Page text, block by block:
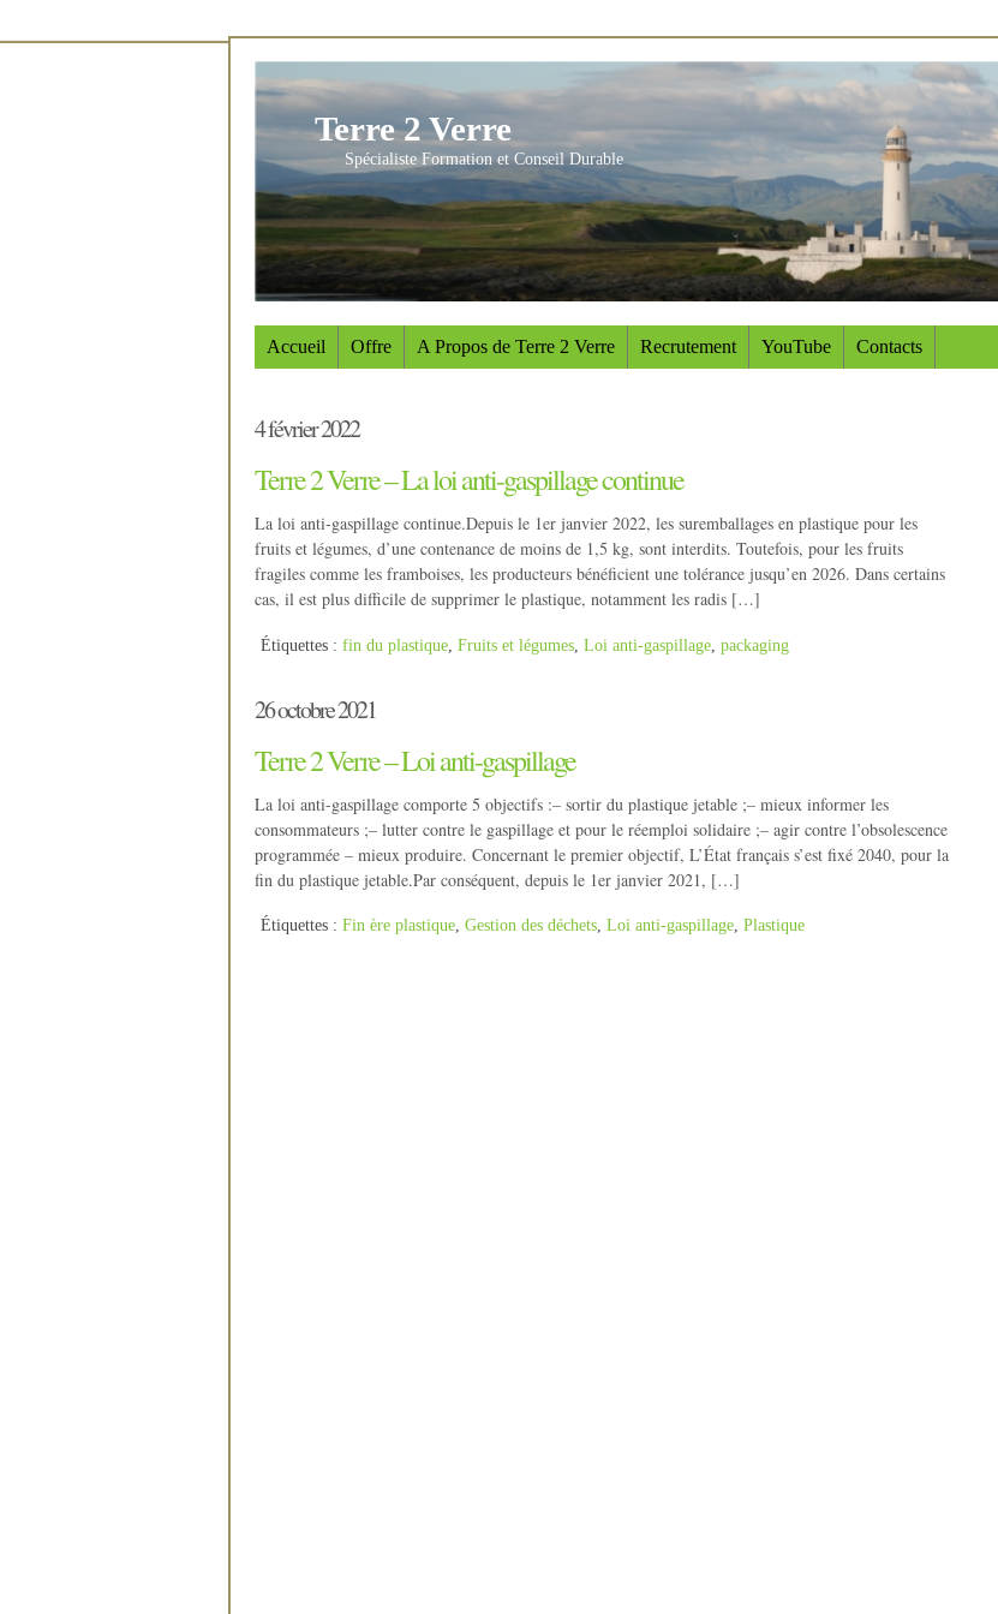
Terre 2 Verre
Spécialiste Formation et Conseil Durable
Accueil Offre A Propos de Terre 2 Verre Recrutement YouTube Contacts
4 février 2022
Terre 2 Verre – La loi anti-gaspillage continue
La loi anti-gaspillage continue.Depuis le 1er janvier 2022, les suremballages en plastique pour les
fruits et légumes, d’une contenance de moins de 1,5 kg, sont interdits. Toutefois, pour les fruits
fragiles comme les framboises, les producteurs bénéficient une tolérance jusqu’en 2026. Dans certains
cas, il est plus difficile de supprimer le plastique, notamment les radis […]
Étiquettes : fin du plastique Fruits et légumes Loi anti-gaspillage packaging
26 octobre 2021
Terre 2 Verre – Loi anti-gaspillage
La loi anti-gaspillage comporte 5 objectifs :– sortir du plastique jetable ;– mieux informer les
consommateurs ;– lutter contre le gaspillage et pour le réemploi solidaire ;– agir contre l’obsolescence
programmée – mieux produire. Concernant le premier objectif, L’État français s’est fixé 2040, pour la
fin du plastique jetable.Par conséquent, depuis le 1er janvier 2021, […]
Étiquettes : Fin ère plastique Gestion des déchets Loi anti-gaspillage Plastique